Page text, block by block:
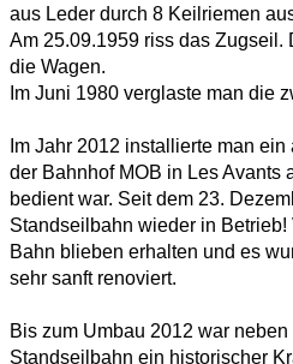
aus Leder durch 8 Keilriemen
Am 25.09.1959 riss das Zugseil.
die Wagen.
Im Juni 1980 verglaste man die
Im Jahr 2012 installierte man
der Bahnhof MOB in Les Avants
bedient war. Seit dem 23.
Standseilbahn wieder in
Bahn blieben erhalten und es
sehr sanft renoviert.
Bis zum Umbau 2012 war
Standseilbahn ein historischer